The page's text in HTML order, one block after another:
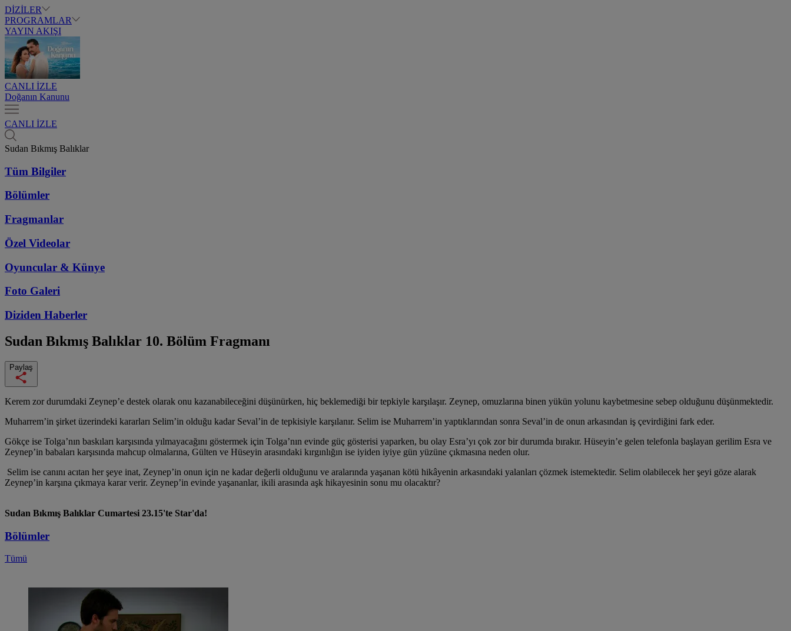
DİZİLER
PROGRAMLAR
YAYIN AKIŞI
CANLI İZLE
Doğanın Kanunu
CANLI İZLE
Sudan Bıkmış Balıklar
Tüm Bilgiler
Bölümler
Fragmanlar
Özel Videolar
Oyuncular & Künye
Foto Galeri
Diziden Haberler
Sudan Bıkmış Balıklar 10. Bölüm Fragmanı
Paylaş
Kerem zor durumdaki Zeynep’e destek olarak onu kazanabileceğini düşünürken, hiç beklemediği bir tepkiyle karşılaşır. Zeynep, omuzlarına binen yükün yolunu kaybetmesine sebep olduğunu düşünmektedir.
Muharrem’in şirket üzerindeki kararları Selim’in olduğu kadar Seval’in de tepkisiyle karşılanır. Selim ise Muharrem’in yaptıklarından sonra Seval’in de onun arkasından iş çevirdiğini fark eder.
Gökçe ise Tolga’nın baskıları karşısında yılmayacağını göstermek için Tolga’nın evinde güç gösterisi yaparken, bu olay Esra’yı çok zor bir durumda bırakır. Hüseyin’e gelen telefonla başlayan gerilim Esra ve
Zeynep’in babaları karşısında mahcup olmalarına, Gülten ve Hüseyin arasındaki kırgınlığın ise iyiden iyiye gün yüzüne çıkmasına neden olur.
Selim ise canını acıtan her şeye inat, Zeynep’in onun için ne kadar değerli olduğunu ve aralarında yaşanan kötü hikâyenin arkasındaki yalanları çözmek istemektedir. Selim olabilecek her şeyi göze alarak
Zeynep’in karşına çıkmaya karar verir. Zeynep’in evinde yaşananlar, ikili arasında aşk hikayesinin sonu mu olacaktır?
Sudan Bıkmış Balıklar Cumartesi 23.15'te Star'da!
Bölümler
Tümü